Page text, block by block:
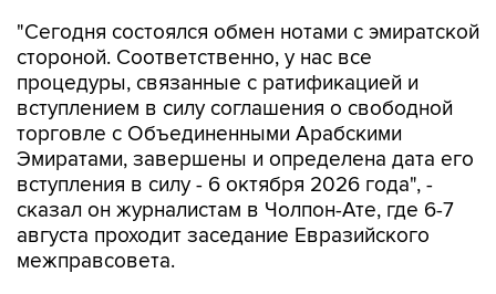
"Сегодня состоялся обмен нотами с эмиратской
стороной. Соответственно, у нас все
процедуры, связанные с ратификацией и
вступлением в силу соглашения о свободной
торговле с Объединенными Арабскими
Эмиратами, завершены и определена дата его
вступления в силу - 6 октября 2026 года", -
сказал он журналистам в Чолпон-Ате, где 6-7
августа проходит заседание Евразийского
межправсовета.